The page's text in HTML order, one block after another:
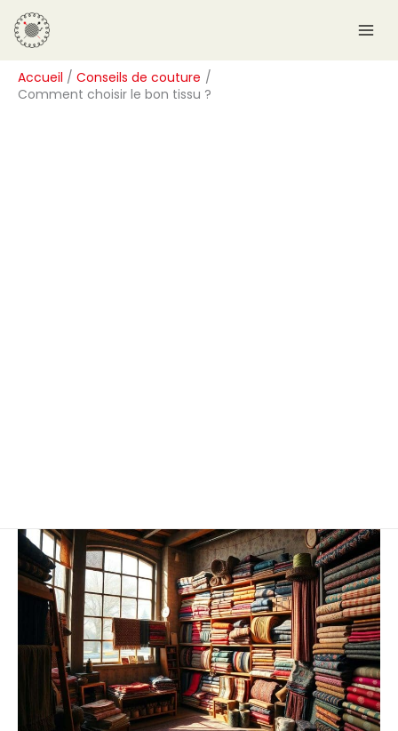
Aller
au
contenu
Accueil
Conseils de couture
Comment choisir le bon tissu ?
R
e
c
h